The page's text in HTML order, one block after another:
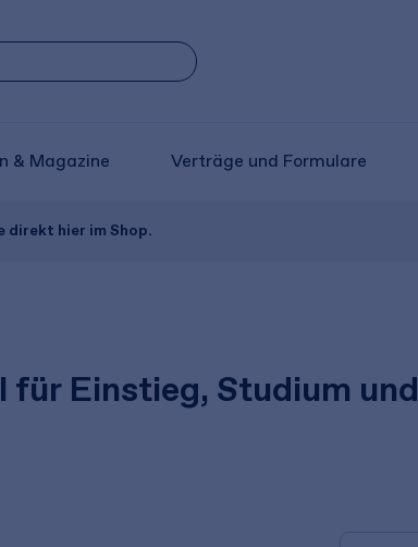
& Magazine Verträge und Formulare
direkt hier im Shop.
für Einstieg, Studium und